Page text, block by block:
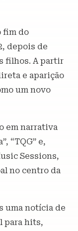
fim do
depois de
filhos. A partir
e aparição
um novo
em narrativa
“TQG” e,
Sessions,
no centro da
uma notícia de
para hits,